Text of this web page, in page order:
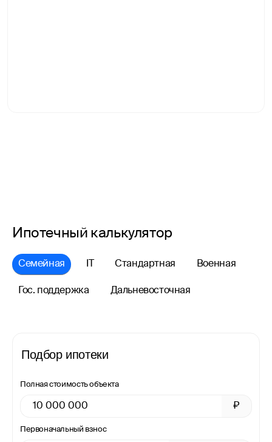
Ипотечный калькулятор
Семейная Стандартная Военная
Гос. поддержка Дальневосточная
Подбор ипотеки
Полная стоимость объекта
₽
Первоначальный взнос